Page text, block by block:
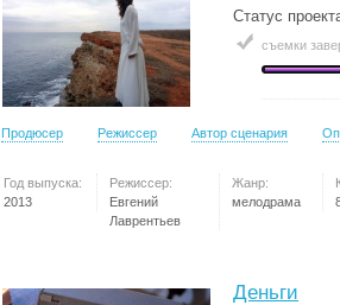
Статус
съемки
Продюсер Режиссер Автор сценария
Год выпуска:
2013
Режиссер:
Евгений
Лаврентьев
Жанр:
мелодрама
Деньги